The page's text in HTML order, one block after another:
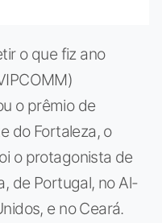
o que fiz ano
o prêmio de
do Fortaleza, o
o protagonista de
de Portugal, no Al-
e no Ceará.